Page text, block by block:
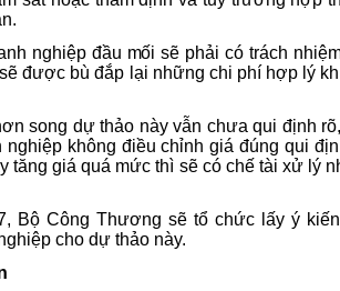
nghiệp đầu mối sẽ phải có trách
được bù đắp lại những chi phí hợp lý
song dự thảo này vẫn chưa qui định
không điều chỉnh giá đúng qui
tăng giá quá mức thì sẽ có chế tài xử lý
Bộ Công Thương sẽ tổ chức lấy ý
cho dự thảo này.